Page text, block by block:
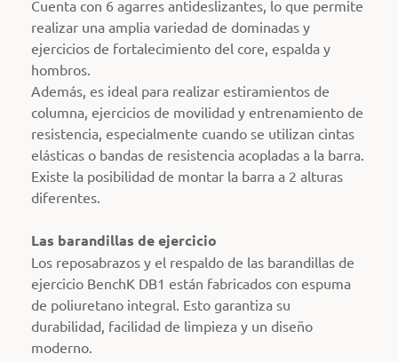
Cuenta con 6 agarres antideslizantes, lo que permite
realizar una amplia variedad de dominadas y
ejercicios de fortalecimiento del core, espalda y
hombros.
Además, es ideal para realizar estiramientos de
columna, ejercicios de movilidad y entrenamiento de
resistencia, especialmente cuando se utilizan cintas
elásticas o bandas de resistencia acopladas a la barra.
Existe la posibilidad de montar la barra a 2 alturas
diferentes.
Las barandillas de ejercicio
Los reposabrazos y el respaldo de las barandillas de
ejercicio BenchK DB1 están fabricados con espuma
de poliuretano integral. Esto garantiza su
durabilidad, facilidad de limpieza y un diseño
moderno.